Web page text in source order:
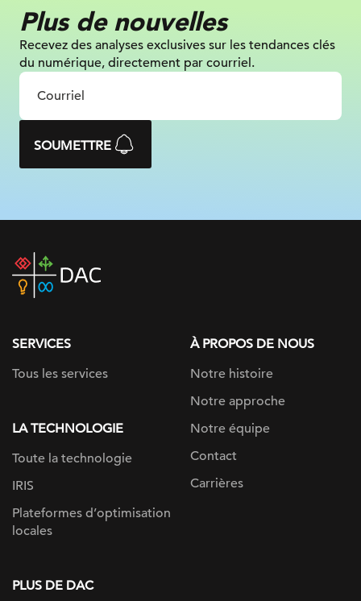
Plus de nouvelles
Recevez des analyses exclusives sur les tendances clés
du numérique, directement par courriel.
SOUMETTRE
DAC
home
SERVICES
Tous les services
LA TECHNOLOGIE
Toute la technologie
IRIS
Plateformes d’optimisation
locales
À PROPOS DE NOUS
Notre histoire
Notre approche
Notre équipe
Contact
Carrières
PLUS DE DAC